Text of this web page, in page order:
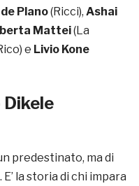
Plano(Ricci), Ashai
Mattei(La
e Livio Kone
predestinato, ma di
la storia di chi impara